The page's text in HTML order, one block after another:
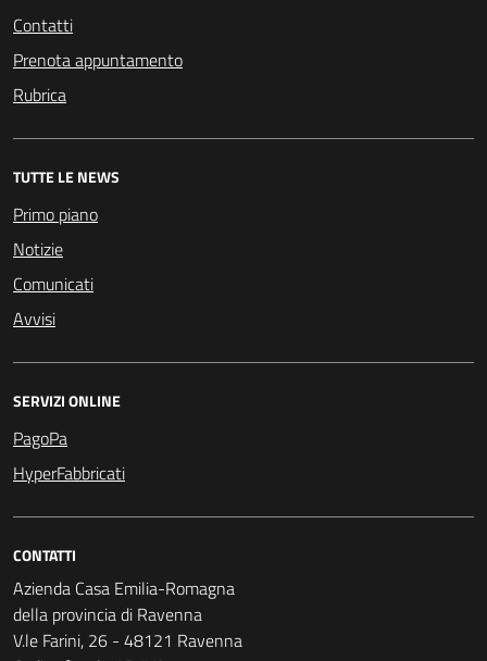
Contatti
Prenota appuntamento
Rubrica
TUTTE LE NEWS
Primo piano
Notizie
Comunicati
Avvisi
SERVIZI ONLINE
PagoPa
HyperFabbricati
CONTATTI
Azienda Casa Emilia-Romagna
della provincia di Ravenna
V.le Farini, 26 - 48121 Ravenna